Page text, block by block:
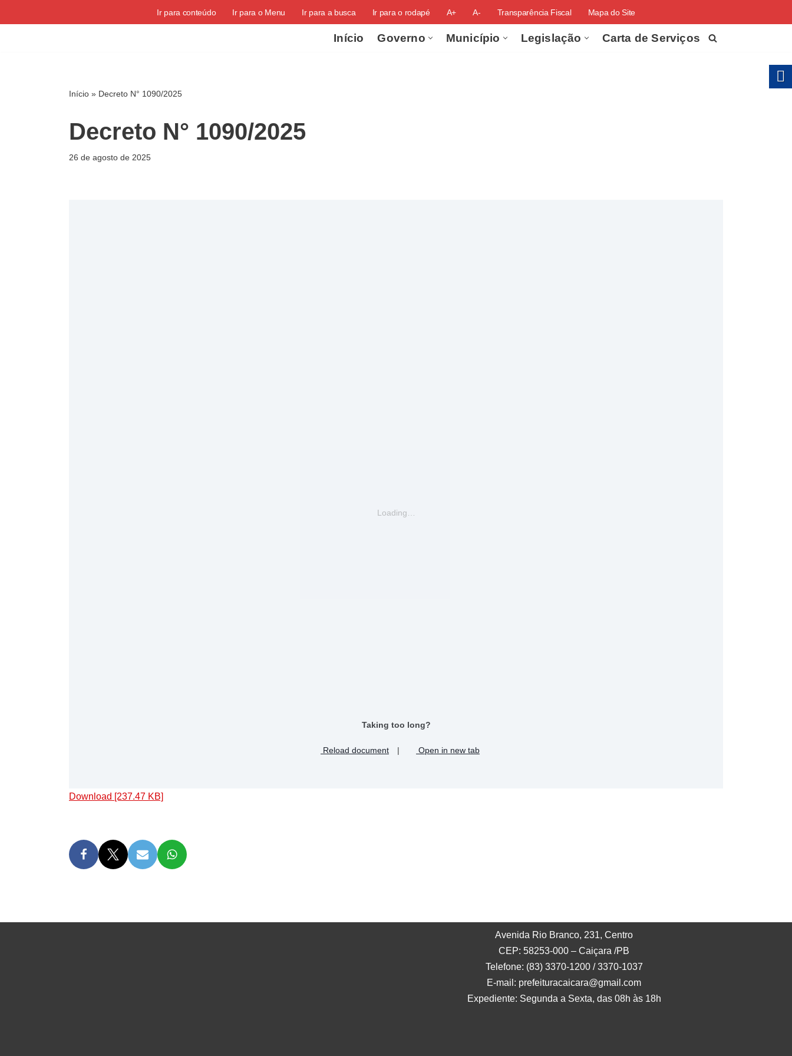
Ir para conteúdo Ir para o Menu Ir para a busca Ir para o rodapé A+ A- Transparência Fiscal Mapa do Site
Início Governo Município Legislação Carta de Serviços
Início » Decreto N° 1090/2025
Decreto N° 1090/2025
26 de agosto de 2025
Loading…
Taking too long?
Reload document | Open in new tab
Download [237.47 KB]
Avenida Rio Branco, 231, Centro
CEP: 58253-000 – Caiçara /PB
Telefone: (83) 3370-1200 / 3370-1037
E-mail: prefeituracaicara@gmail.com
Expediente: Segunda a Sexta, das 08h às 18h